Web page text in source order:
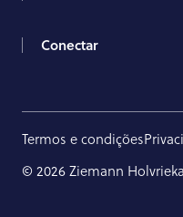
Conectar
Termos e condições
© 2026 Ziemann